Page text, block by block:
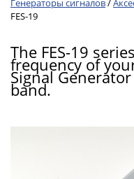
Генераторы сигналов/
FES-19
The FES-19
frequency of
Signal
band.